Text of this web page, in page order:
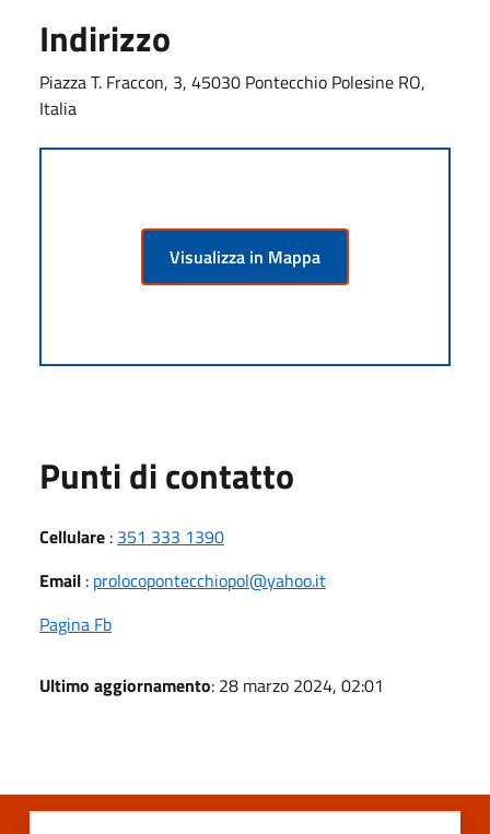
Indirizzo
Piazza T. Fraccon, 3, 45030 Pontecchio Polesine RO,
Italia
Visualizza in Mappa
Punti di contatto
Cellulare : 351 333 1390
Email : prolocopontecchiopol@yahoo.it
Pagina Fb
Ultimo aggiornamento: 28 marzo 2024, 02:01